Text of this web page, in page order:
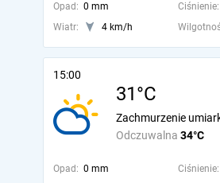
Opad: 0 mm Ciśnienie:
Wiatr:
4 km/h
15:00
31°C
Odczuwalna 34°C
Zachmurzenie
Opad: 0 mm Ciśnienie: